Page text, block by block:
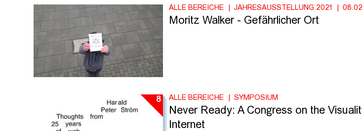
ALLE BEREICHE JAHRESAUSSTELLUNG 2021
Moritz Walker - Gefährlicher Ort
8 ALLE BEREICHE SYMPOSIUM
Never Ready: A Congress on the
Internet